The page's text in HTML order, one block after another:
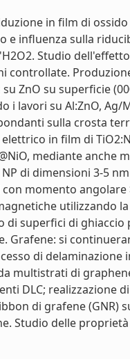
in film di
e influenza sulla
Studio
controllate.
ZnO su superficie
i lavori su Al:ZnO,
sulla crosta
in film di
mediante
di dimensioni 3-5
momento
utilizzando
superfici di
si
di
multistrati di
DLC; realizzazione
di grafene
Studio delle